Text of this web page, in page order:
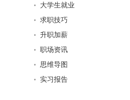
大学生就业
求职技巧
升职加薪
职场资讯
思维导图
实习报告